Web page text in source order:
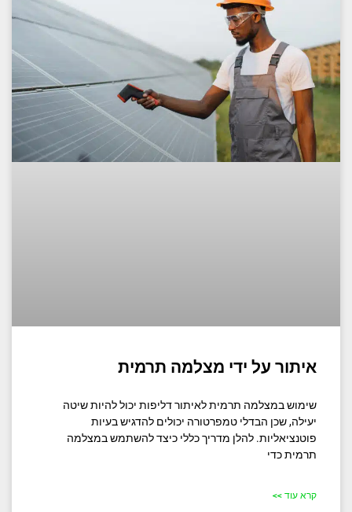
איתור על ידי מצלמה תרמית
שימוש במצלמה תרמית לאיתור דליפות יכול להיות שיטה
יעילה, שכן הבדלי טמפרטורה יכולים להדגיש בעיות
פוטנציאליות. להלן מדריך כללי כיצד להשתמש במצלמה
תרמית כדי
קרא עוד >>